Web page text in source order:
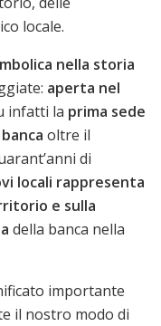
locale.
nella storia
aperta nel
infatti la prima sede
oltre il
di
locali rappresenta
e sulla
della banca nella
importante
il nostro modo di